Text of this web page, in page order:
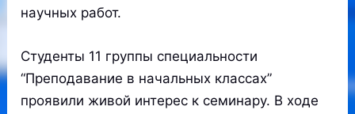
научных работ.
Студенты 11 группы специальности
“Преподавание в начальных классах”
проявили живой интерес к семинару. В ходе